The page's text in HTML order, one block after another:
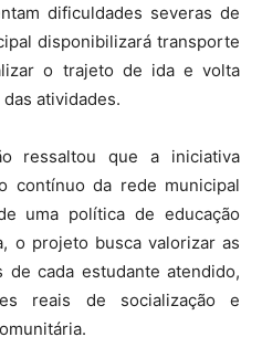
dificuldades severas de
disponibilizará transporte
o trajeto de ida e volta
atividades.
ressaltou que a iniciativa
contínuo da rede municipal
uma política de educação
o projeto busca valorizar as
de cada estudante atendido,
reais de socialização e